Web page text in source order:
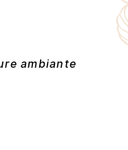
ambiante